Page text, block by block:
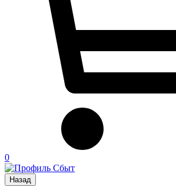
0
Назад